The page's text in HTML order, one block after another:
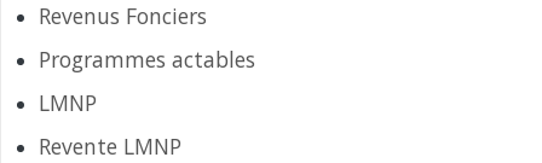
Revenus Fonciers
Programmes actables
LMNP
Revente LMNP